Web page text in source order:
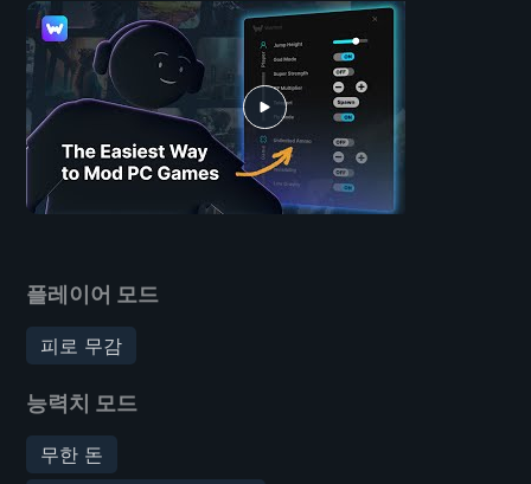
플레이어 모드
피로 무감
능력치 모드
무한 돈